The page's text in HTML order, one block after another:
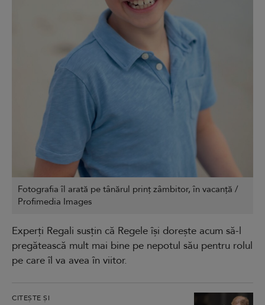
Fotografia îl arată pe tânărul prinț zâmbitor, în vacanță /
Profimedia Images
Experți Regali susțin că Regele își dorește acum să-l
pregătească mult mai bine pe nepotul său pentru rolul
pe care îl va avea în viitor.
CITEȘTE ȘI